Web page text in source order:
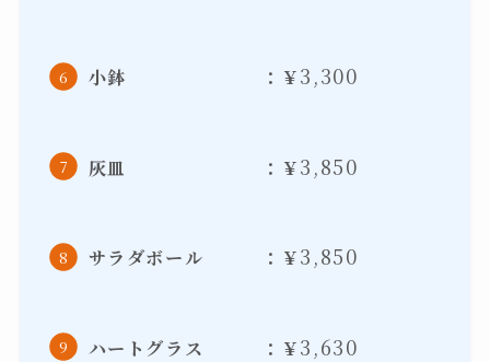
小鉢 ：￥3,300
灰皿 ：￥3,850
サラダボール ：￥3,850
ハートグラス ：￥3,630